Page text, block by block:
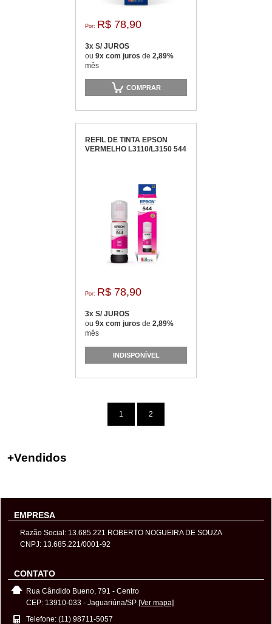
Por: R$ 78,90
3x S/ JUROS
ou 9x com juros de 2,89%
mês
COMPRAR
REFIL DE TINTA EPSON
VERMELHO L3110/L3150 544
Por: R$ 78,90
3x S/ JUROS
ou 9x com juros de 2,89%
mês
INDISPONÍVEL
1 2
+Vendidos
EMPRESA
Razão Social: 13.685.221 ROBERTO NOGUEIRA DE SOUZA
CNPJ: 13.685.221/0001-92
CONTATO
Rua Cândido Bueno, 791 - Centro
CEP: 13910-033 - Jaguariúna/SP [Ver mapa]
Telefone: (11) 98711-5057